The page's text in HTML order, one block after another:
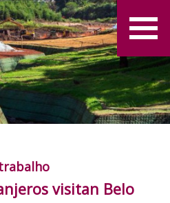
visitan Belo